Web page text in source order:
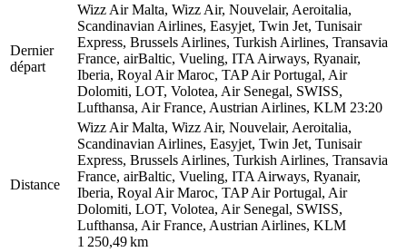
Dernier
départ
Wizz Air Malta, Wizz Air, Nouvelair, Aeroitalia,
Scandinavian Airlines, Easyjet, Twin Jet, Tunisair
Express, Brussels Airlines, Turkish Airlines, Transavia
France, airBaltic, Vueling, ITA Airways, Ryanair,
Iberia, Royal Air Maroc, TAP Air Portugal, Air
Dolomiti, LOT, Volotea, Air Senegal, SWISS,
Lufthansa, Air France, Austrian Airlines, KLM 23:20
Distance
Wizz Air Malta, Wizz Air, Nouvelair, Aeroitalia,
Scandinavian Airlines, Easyjet, Twin Jet, Tunisair
Express, Brussels Airlines, Turkish Airlines, Transavia
France, airBaltic, Vueling, ITA Airways, Ryanair,
Iberia, Royal Air Maroc, TAP Air Portugal, Air
Dolomiti, LOT, Volotea, Air Senegal, SWISS,
Lufthansa, Air France, Austrian Airlines, KLM
1 250,49 km